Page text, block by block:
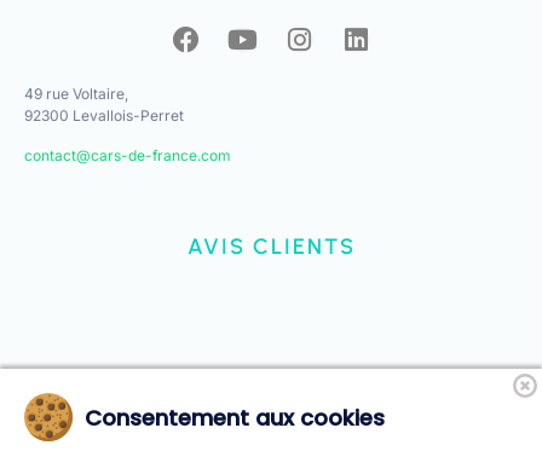
49 rue Voltaire,
92300 Levallois-Perret
contact@cars-de-france.com
AVIS CLIENTS
Consentement aux cookies